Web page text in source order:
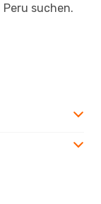
suchen.